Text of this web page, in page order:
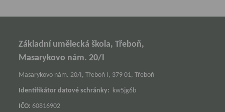
Základní umělecká škola, Třeboň,
Masarykovo nám. 20/I
Masarykovo nám. 20/I, Třeboň I, 379 01, Třeboň
Identifikátor datové schránky: kw5jg6b
IČO: 60816902